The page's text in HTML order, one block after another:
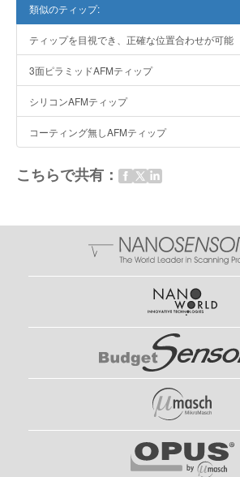
類似のティップ:
ティップを目視でき、正確な位置合わせが可能
3面ピラミッドAFMティップ
シリコンAFMティップ
コーティング無しAFMティップ
こちらで共有：